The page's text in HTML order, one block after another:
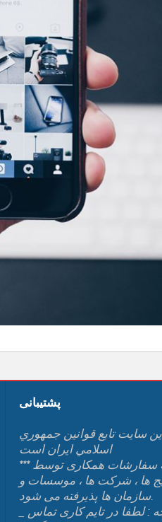
پشتیبانی
سايت تابع قوانين جمهوري
اسلامي ايران است
*** کلیه سفارشات همکاری توسط
ها ، شرکت ها ، موسسات و
سازمان ها پذیرفته می شود.